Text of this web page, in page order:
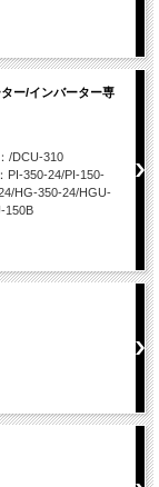
ー/インバーター専
/DCU-310
24/PI-150-
HG-350-24/HGU-
150B